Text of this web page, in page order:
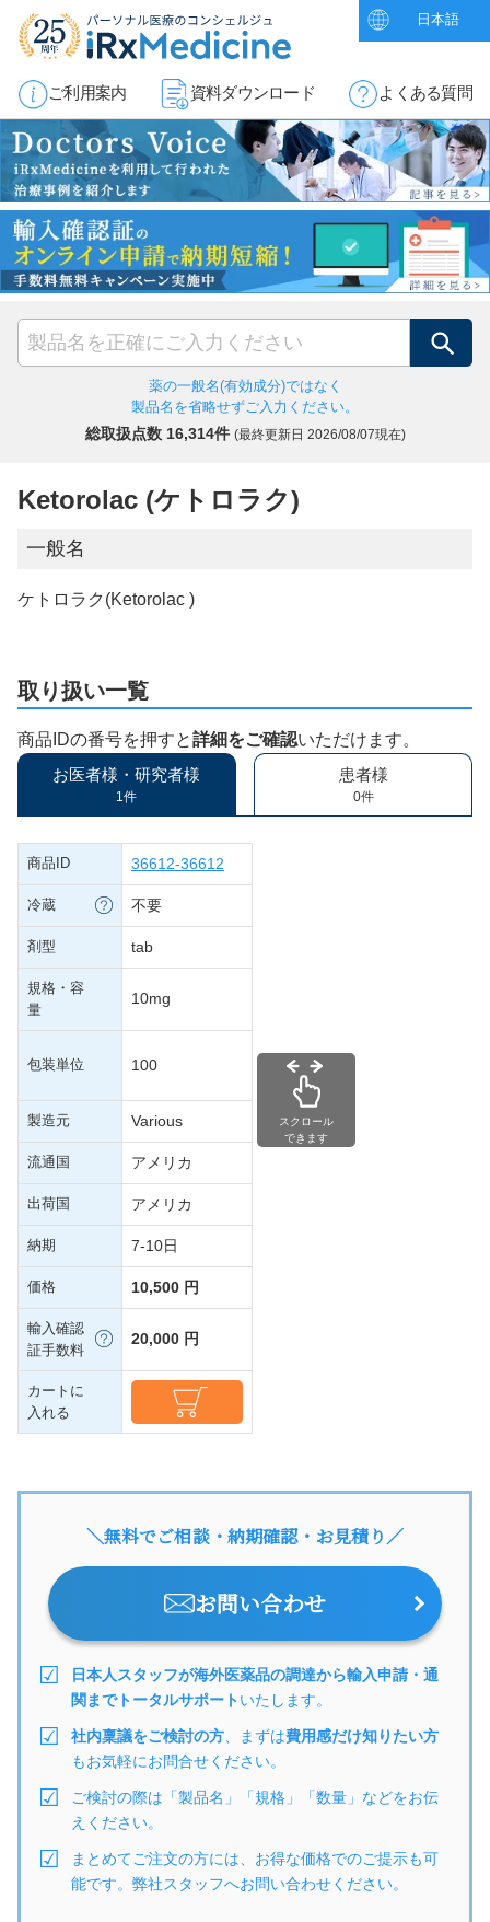
日本語
ご利用案内 資料ダウンロード よくある質問
検索
薬の一般名(有効成分)ではなく
製品名を省略せずご入力ください。
総取扱点数 16,314件 (最終更新日 2026/08/07現在)
Ketorolac (ケトロラク)
一般名
ケトロラク(Ketorolac )
取り扱い一覧
商品IDの番号を押すと詳細をご確認いただけます。
お医者様・研究者様
1件
患者様
0件
商品ID 36612-36612
冷蔵 不要
剤型 tab
規格・容
量
10mg
包装単位 100
製造元 Various
流通国 アメリカ
出荷国 アメリカ
納期 7-10日
価格 10,500 円
輸入確認
証手数料
20,000 円
カートに
入れる
スクロール
できます
＼無料でご相談・納期確認・お見積り／
お問い合わせ
日本人スタッフが海外医薬品の調達から輸入申請・通
関までトータルサポートいたします。
社内稟議をご検討の方 、まずは費用感だけ知りたい方
もお気軽にお問合せください。
ご検討の際は「製品名」「規格」「数量」などをお伝
えください。
まとめてご注文の方には、お得な価格でのご提示も可
能です。弊社スタッフへお問い合わせください。